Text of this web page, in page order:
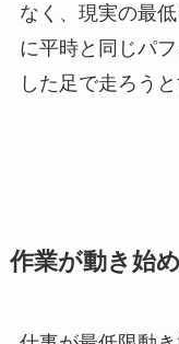
なく、現実の最
に平時と同じパ
した足で走ろう
作業が動き始